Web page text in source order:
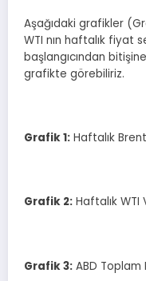
Aşağıdaki grafikler
WTI nın haftalık fiyat
başlangıcından
grafikte görebiliriz.
Grafik1: Haftalık
Grafik 2: Haftalık WTI
Grafik3: ABD Toplam